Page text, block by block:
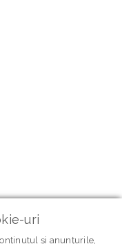
uri
și anunțurile,